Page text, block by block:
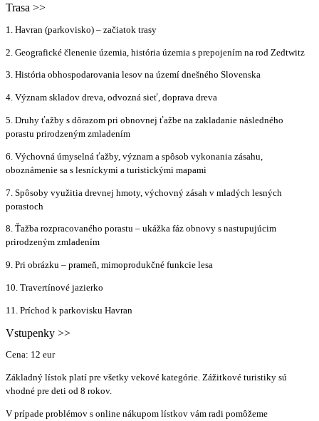
Trasa >>
1. Havran (parkovisko) – začiatok trasy
2. Geografické členenie územia, história územia s prepojením na rod Zedtwitz
3. História obhospodarovania lesov na území dnešného Slovenska
4. Význam skladov dreva, odvozná sieť, doprava dreva
5. Druhy ťažby s dôrazom pri obnovnej ťažbe na zakladanie následného
porastu prirodzeným zmladením
6. Výchovná úmyselná ťažby, význam a spôsob vykonania zásahu,
oboznámenie sa s lesníckymi a turistickými mapami
7. Spôsoby využitia drevnej hmoty, výchovný zásah v mladých lesných
porastoch
8. Ťažba rozpracovaného porastu – ukážka fáz obnovy s nastupujúcim
prirodzeným zmladením
9. Pri obrázku – prameň, mimoprodukčné funkcie lesa
10. Travertínové jazierko
11. Príchod k parkovisku Havran
Vstupenky >>
Cena: 12 eur
Základný lístok platí pre všetky vekové kategórie. Zážitkové turistiky sú
vhodné pre deti od 8 rokov.
V prípade problémov s online nákupom lístkov vám radi pomôžeme